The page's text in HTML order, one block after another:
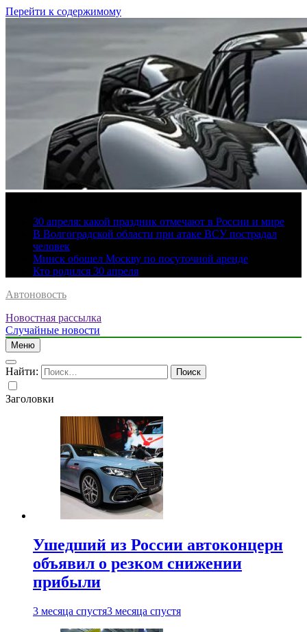
Перейти к содержимому
30 апреля: какой праздник отмечают в России и мире
В Волгоградской области при атаке ВСУ пострадал
человек
Минск обошел Москву по посуточной аренде
Кто родился 30 апреля
Автоновость
Новостная рассылка
Случайные новости
Меню
Найти:
Заголовки
Ушедший из России автоконцерн
объявил о резком снижении
прибыли
3 месяца спустя3 месяца спустя